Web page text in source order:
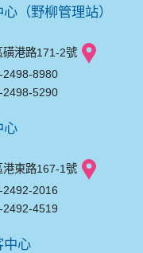
（野柳管理站）
磺港路171-2號
2498-8980
2498-5290
心
港東路167-1號
2492-2016
4519
中心